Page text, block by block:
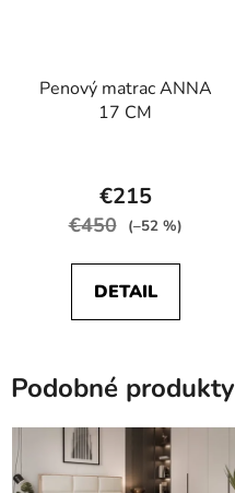
Penový matrac ANNA
17 CM
hodnotenie
produktu
z
€215
€450 (–52 %)
DETAIL
Podobné produkty